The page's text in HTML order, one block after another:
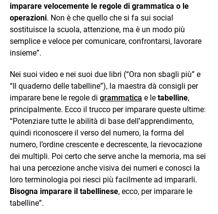
imparare velocemente le regole di grammatica o le
operazioni. Non è che quello che si fa sui social
sostituisce la scuola, attenzione, ma è un modo più
semplice e veloce per comunicare, confrontarsi, lavorare
insieme”.
Nei suoi video e nei suoi due libri (“Ora non sbagli più” e
“Il quaderno delle tabelline”), la maestra dà consigli per
imparare bene le regole di grammatica e le tabelline,
principalmente. Ecco il trucco per imparare queste ultime:
“Potenziare tutte le abilità di base dell’apprendimento,
quindi riconoscere il verso del numero, la forma del
numero, l’ordine crescente e decrescente, la rievocazione
dei multipli. Poi certo che serve anche la memoria, ma sei
hai una percezione anche visiva dei numeri e conosci la
loro terminologia poi riesci più facilmente ad impararli.
Bisogna imparare il tabellinese, ecco, per imparare le
tabelline”.